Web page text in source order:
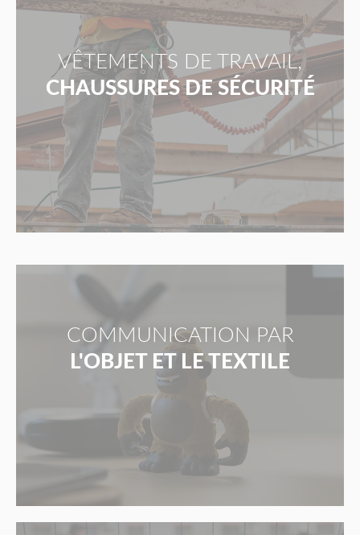
VÊTEMENTS DE TRAVAIL,
CHAUSSURES DE SÉCURITÉ
COMMUNICATION PAR
L'OBJET ET LE TEXTILE